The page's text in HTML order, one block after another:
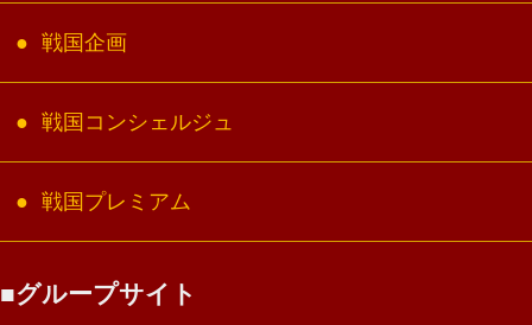
戦国企画
戦国コンシェルジュ
戦国プレミアム
グループサイト